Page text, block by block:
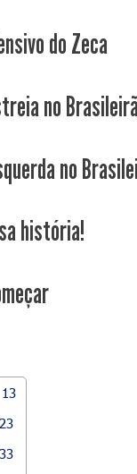
do Zeca
no
no
história!
13
23
33